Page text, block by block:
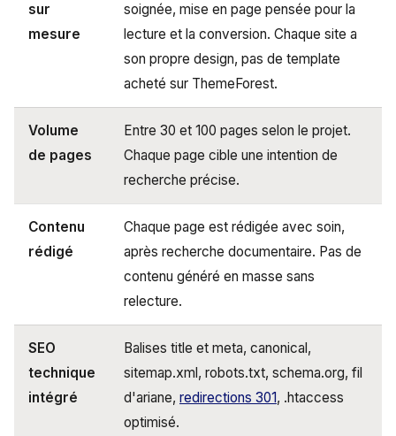
sur
mesure
soignée, mise en page pensée pour la
lecture et la conversion. Chaque site a
son propre design, pas de template
acheté sur ThemeForest.
Volume
de pages
Entre 30 et 100 pages selon le projet.
Chaque page cible une intention de
recherche précise.
Contenu
rédigé
Chaque page est rédigée avec soin,
après recherche documentaire. Pas de
contenu généré en masse sans
relecture.
SEO
technique
intégré
Balises title et meta, canonical,
sitemap.xml, robots.txt, schema.org, fil
d'ariane, redirections 301, .htaccess
optimisé.